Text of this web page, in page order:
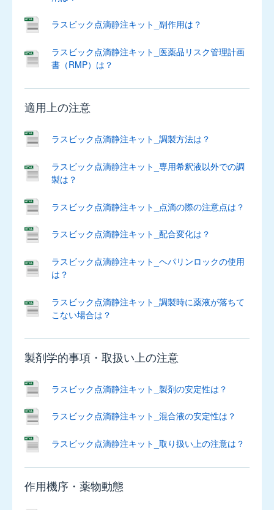
ル
錠
プ
レ
ス
粒
ケ
タ
ス
プ
ル
10mg
サ
児
用
バ
ク
ダ
ル
錠
50mg
ラスビック点滴静注キット_副作用は？
ラスビック点滴静注キット_医薬品リスク管理計画
書（RMP）は？
適用上の注意
ラスビック点滴静注キット_調製方法は？
ラスビック点滴静注キット_専用希釈液以外での調
製は？
ラスビック点滴静注キット_点滴の際の注意点は？
ラスビック点滴静注キット_配合変化は？
ラスビック点滴静注キット_ヘパリンロックの使用
は？
ラスビック点滴静注キット_調製時に薬液が落ちて
こない場合は？
製剤学的事項・取扱い上の注意
ラスビック点滴静注キット_製剤の安定性は？
ラスビック点滴静注キット_混合液の安定性は？
ラスビック点滴静注キット_取り扱い上の注意は？
作用機序・薬物動態